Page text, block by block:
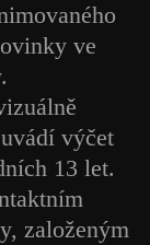
ve
výčet
13 let.
založeným